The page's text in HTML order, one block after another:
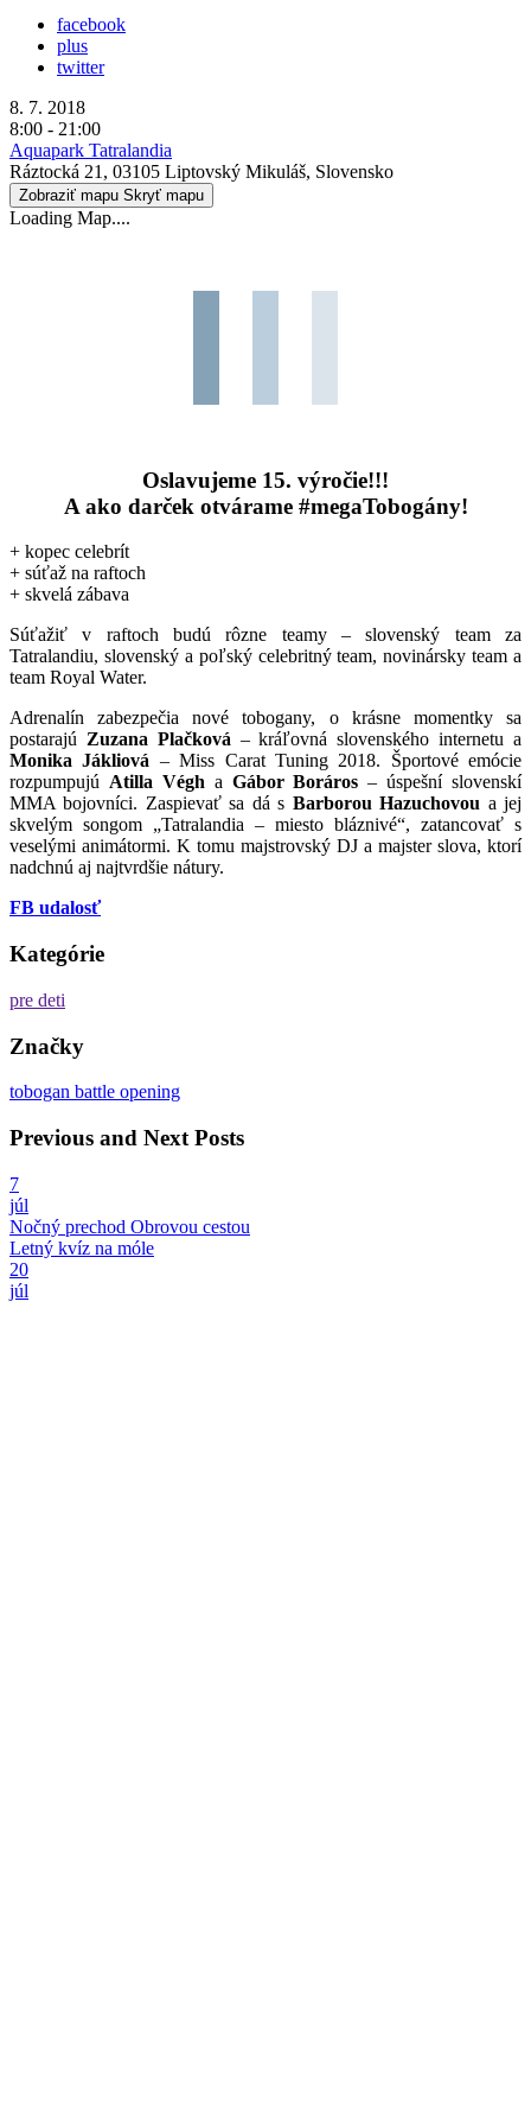
facebook
plus
twitter
8. 7. 2018
8:00 - 21:00
Aquapark Tatralandia
Ráztocká 21, 03105 Liptovský Mikuláš, Slovensko
Zobraziť mapu Skryť mapu
Loading Map....
Oslavujeme 15. výročie!!!
A ako darček otvárame #megaTobogány!
+ kopec celebrít
+ súťaž na raftoch
+ skvelá zábava
Súťažiť v raftoch budú rôzne teamy – slovenský team za
Tatralandiu, slovenský a poľský celebritný team, novinársky team a
team Royal Water.
Adrenalín zabezpečia nové tobogany, o krásne momentky sa
postarajú Zuzana Plačková – kráľovná slovenského internetu a
Monika Jákliová – Miss Carat Tuning 2018. Športové emócie
rozpumpujú Atilla Végh a Gábor Boráros – úspešní slovenskí
MMA bojovníci. Zaspievať sa dá s Barborou Hazuchovou a jej
skvelým songom „Tatralandia – miesto bláznivé“, zatancovať s
veselými animátormi. K tomu majstrovský DJ a majster slova, ktorí
nadchnú aj najtvrdšie nátury.
FB udalosť
Kategórie
pre deti
Značky
tobogan battle opening
Previous and Next Posts
7
júl
Nočný prechod Obrovou cestou
Letný kvíz na móle
20
júl